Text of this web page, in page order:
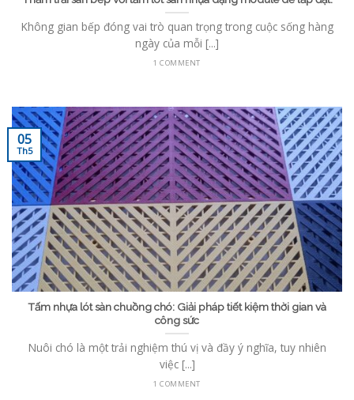
Không gian bếp đóng vai trò quan trọng trong cuộc sống hàng
ngày của mỗi [...]
1 COMMENT
Tấm nhựa lót sàn chuồng chó: Giải pháp tiết kiệm thời gian và
công sức
Nuôi chó là một trải nghiệm thú vị và đầy ý nghĩa, tuy nhiên
việc [...]
1 COMMENT
05
Th5